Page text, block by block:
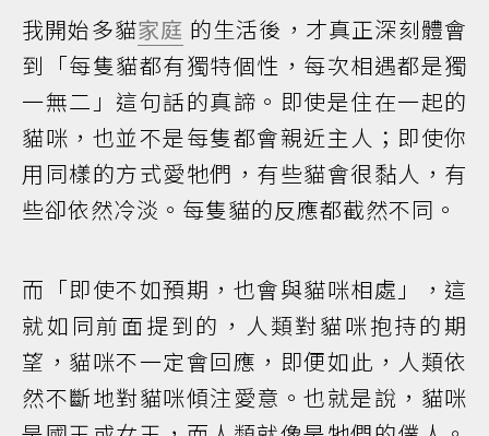
我開始多貓家庭 的生活後，才真正深刻體會
到「每隻貓都有獨特個性，每次相遇都是獨
一無二」這句話的真諦。即使是住在一起的
貓咪，也並不是每隻都會親近主人；即使你
用同樣的方式愛牠們，有些貓會很黏人，有
些卻依然冷淡。每隻貓的反應都截然不同。
而「即使不如預期，也會與貓咪相處」，這
就如同前面提到的，人類對貓咪抱持的期
望，貓咪不一定會回應，即便如此，人類依
然不斷地對貓咪傾注愛意。也就是說，貓咪